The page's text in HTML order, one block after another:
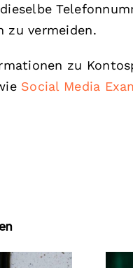
zu vermeiden.
zu
Social Media